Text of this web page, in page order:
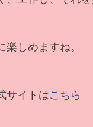
しめますね。
サイトはこちら